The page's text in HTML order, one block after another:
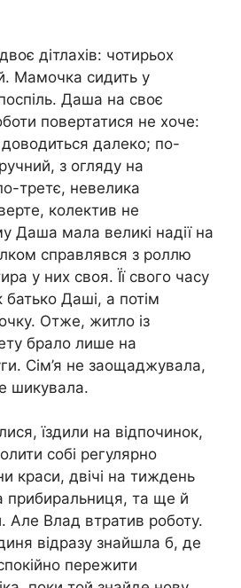
дітлахів: чотирьох
Мамочка сидить у
Даша на своє
повертатися не хоче:
далеко; по-
з огляду на
третє, невелика
колектив не
Даша мала великі надії на
справлявся з роллю
у них своя. Її свого часу
Даші, а потім
Отже, житло із
брало лише на
Сім’я не заощаджувала,
шикувала.
їздили на відпочинок,
собі регулярно
краси, двічі на тиждень
прибиральниця, та ще й
Але Влад втратив роботу.
відразу знайшла б, де
пережити